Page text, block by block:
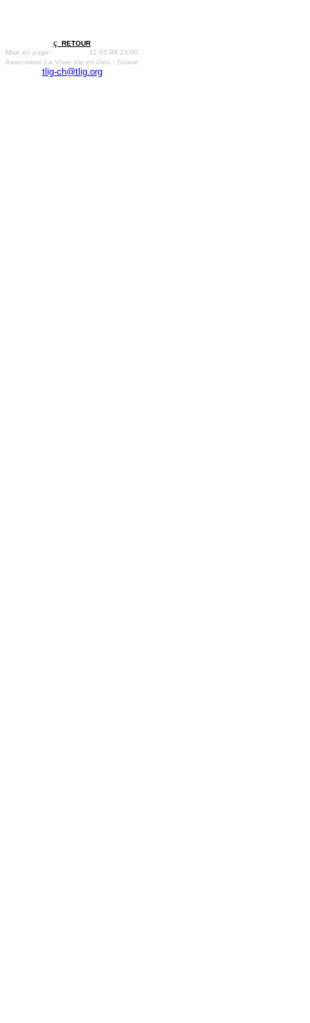
ç RETOUR
Mise en page :
11.05.98 23:00
Association La Vraie Vie en Dieu - Suisse
tlig-ch@tlig.org